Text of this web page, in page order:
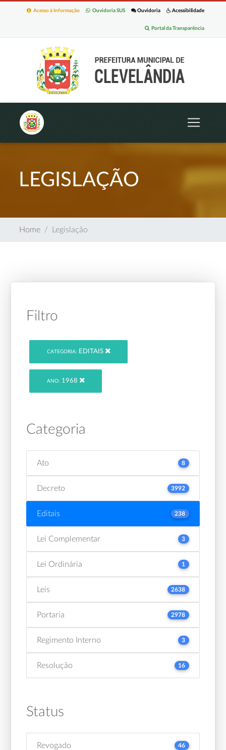
Acessibilidade
Ouvidoria
Ouvidoria SUS
Acesso à Informação
Portal da Transparência
LEGISLAÇÃO
Home Legislação
Filtro
CATEGORIA: EDITAIS
ANO: 1968
Categoria
Ato 8
Decreto 3992
Editais 238
Lei Complementar 3
Lei Ordinária 1
Leis 2638
Portaria 2978
Regimento Interno 3
Resolução 16
Status
Revogado 46